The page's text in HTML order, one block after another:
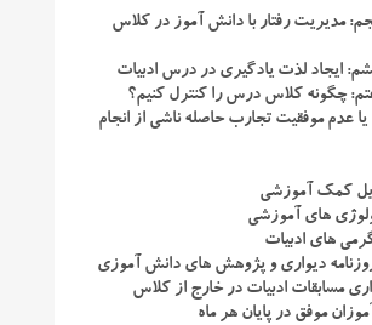
مدیریت رفتار با دانش آموز در کلاس
ایجاد لذت یادگیری در درس ادبیات
چگونه کلاس درس را کنترل کنیم؟
عدم موفقیت تجارب حاصله ناشی از انجام
کمک آموزشی
های آموزشی
های ادبیات
روزنامه دیواری و پژوهش های دانش آموزی
مسابقات ادبیات در خارج از کلاس
موفق در پایان هر ماه